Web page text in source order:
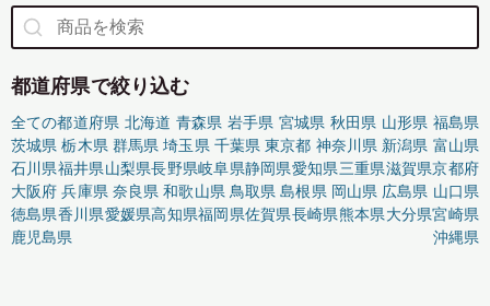
都道府県で絞り込む
全ての都道府県 北海道 青森県 岩手県 宮城県 秋田県 山形県 福島県
茨城県 栃木県 群馬県 埼玉県 千葉県 東京都 神奈川県 新潟県 富山県
石川県福井県山梨県長野県岐阜県静岡県愛知県三重県滋賀県京都府
大阪府 兵庫県 奈良県 和歌山県 鳥取県 島根県 岡山県 広島県 山口県
徳島県香川県愛媛県高知県福岡県佐賀県長崎県熊本県大分県宮崎県
鹿児島県
沖縄県